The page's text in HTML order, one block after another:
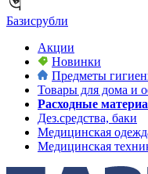
Базисрубли
Акции
Новинки
Предметы
Товары для дома и
Расходные
Дез.средства, баки
Медицинская
Медицинская